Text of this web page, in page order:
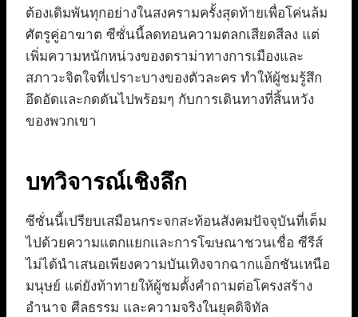
ต้องเดิมพันทุกอย่างในสงครามครั้งสุดท้ายเพื่อโค่นล้ม
ศัตรูคู่อาฆาต ซีซั่นนี้ลดทอนความตลกเสียดสีลง แต่
เพิ่มความหนักหน่วงของดราม่าทางการเมืองและ
สภาวะจิตใจที่เปราะบางของตัวละคร ทำให้ผู้ชมรู้สึก
อึดอัดและกดดันไปพร้อมๆ กับการเดินทางที่สิ้นหวัง
ของพวกเขา
บทวิจารณ์เชิงลึก
ซีซั่นนี้เปรียบเสมือนกระจกสะท้อนสังคมปัจจุบันที่เต็ม
ไปด้วยความแตกแยกและการโฆษณาชวนเชื่อ ซีรีส์
ไม่ได้นำเสนอเพียงความบันเทิงจากฉากแอ็กชันเหนือ
มนุษย์ แต่ยังท้าทายให้ผู้ชมตั้งคำถามต่อโครงสร้าง
อำนาจ ศีลธรรม และความจริงในยุคดิจิทัล